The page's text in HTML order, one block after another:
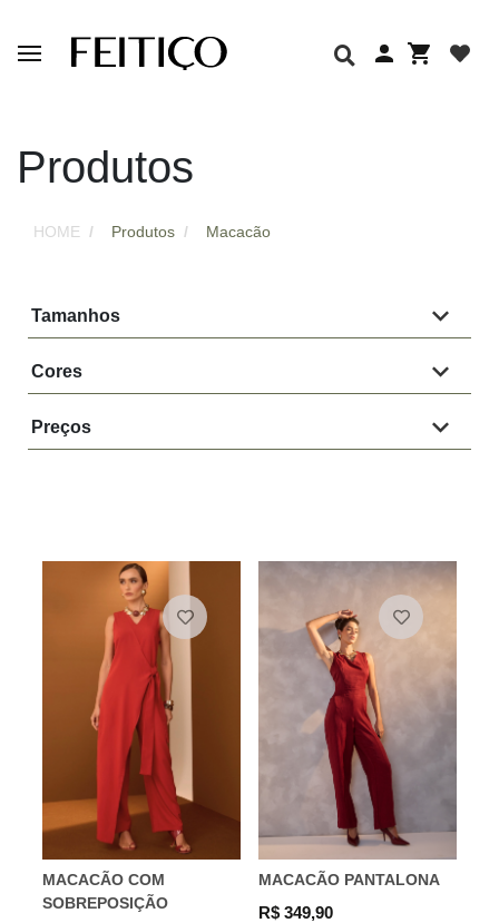
Produtos
HOME Produtos Macacão
Tamanhos
Cores
Preços
MACACÃO COM
SOBREPOSIÇÃO
MACACÃO PANTALONA
R$ 349,90